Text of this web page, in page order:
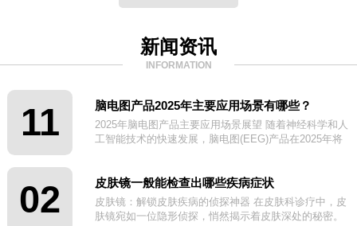
新闻资讯
INFORMATION
11 脑电图产品2025年主要应用场景有哪些？
2025年脑电图产品主要应用场景展望 随着神经科学和人
工智能技术的快速发展，脑电图(EEG)产品在2025年将
02 皮肤镜一般能检查出哪些疾病症状
皮肤镜：解锁皮肤疾病的侦探神器 在皮肤科诊疗中，皮
肤镜宛如一位隐形侦探，悄然揭示着皮肤深处的秘密。